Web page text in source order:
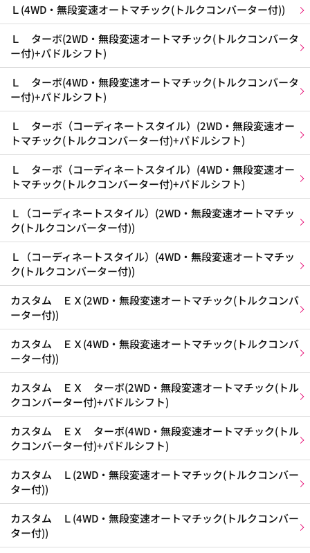
Ｌ(4WD・無段変速オートマチック(トルクコンバーター付))
Ｌ ターボ(2WD・無段変速オートマチック(トルクコンバータ
ー付)+パドルシフト)
Ｌ ターボ(4WD・無段変速オートマチック(トルクコンバータ
ー付)+パドルシフト)
Ｌ ターボ（コーディネートスタイル）(2WD・無段変速オー
トマチック(トルクコンバーター付)+パドルシフト)
Ｌ ターボ（コーディネートスタイル）(4WD・無段変速オー
トマチック(トルクコンバーター付)+パドルシフト)
Ｌ（コーディネートスタイル）(2WD・無段変速オートマチッ
ク(トルクコンバーター付))
Ｌ（コーディネートスタイル）(4WD・無段変速オートマチッ
ク(トルクコンバーター付))
カスタム ＥＸ(2WD・無段変速オートマチック(トルクコンバ
ーター付))
カスタム ＥＸ(4WD・無段変速オートマチック(トルクコンバ
ーター付))
カスタム ＥＸ ターボ(2WD・無段変速オートマチック(トル
クコンバーター付)+パドルシフト)
カスタム ＥＸ ターボ(4WD・無段変速オートマチック(トル
クコンバーター付)+パドルシフト)
カスタム Ｌ(2WD・無段変速オートマチック(トルクコンバー
ター付))
カスタム Ｌ(4WD・無段変速オートマチック(トルクコンバー
ター付))